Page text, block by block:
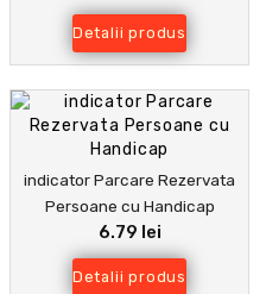
Detalii produs
indicator Parcare Rezervata
Persoane cu Handicap
6.79 lei
Detalii produs